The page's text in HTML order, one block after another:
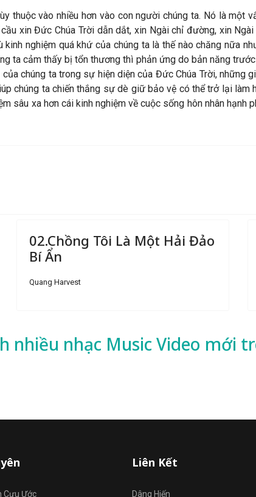
thuộc vào nhiều hơn vào con người chúng ta. Nó là một
xin Đức Chúa Trời dẫn dắt, xin Ngài chỉ đường, xin
kinh nghiệm quá khứ của chúng ta là thế nào chăng nữa
ta cảm thấy bị tổn thương thì phản ứng do bản năng
chúng ta trong sự hiện diện của Đức Chúa Trời,
chúng ta chiến thắng sự dè giữ bảo vệ có thể trở lại làm
sâu xa hơn cái kinh nghiệm về cuộc sống hôn nhân hạnh
02.Chồng Tôi Là Một Hải Đảo
Bí Ẩn
Quang Harvest
nhiều nhạc Music Video mới
Cựu Ước
Liên Kết
Dâng Hiến